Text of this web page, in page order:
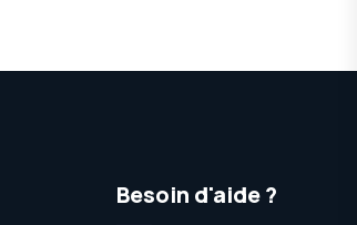
Besoin d'aide ?